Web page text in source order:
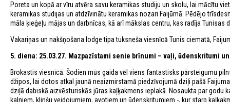
Poreta un kopā ar vīru atvēra savu keramikas studiju un skolu, lai mācītu
keramikas studijas un atdzīvinātu keramikas nozari Faijūmā. Pēdējo
māla ķieģeļu mājas un darbnīcas, kā arī mākslas centru, kas radīja
Vakariņas un nakšņošana lodge tipa tuksneša viesnīcā Tunis ciematā,
5. diena: 25.03.27. Mazpazīstami senie brīnumi – vaļi, ūdenskritumi
Brokastis viesnīcā. Šodien mūs gaida vēl viens fantastisks pārsteigumu
džipos, lai dotos atkal jaunā neaizmirstamā piedzīvojumā dziļi pašā
dziļā dabiskā aizvēsturiskās jūras kaļķakmens ieplakā. Nosaukta par godu
kalniem, klinšu veidojumiem, avotiem un ūdenskritumiem -, kur starp